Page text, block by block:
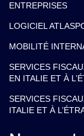
ENTREPRISES
LOGICIEL
MOBILITÉ
SERVICES
EN ITALIE ET À
SERVICES
ITALIE ET À